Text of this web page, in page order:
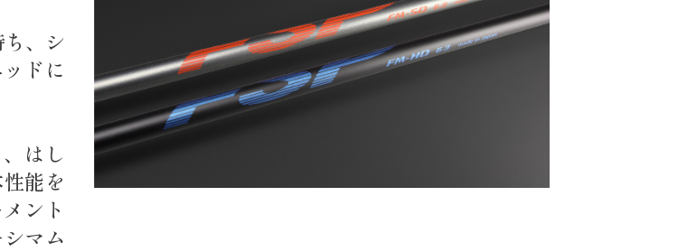
、シ
ドに
はし
能を
ント
マム